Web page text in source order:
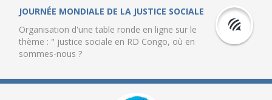
JOURNÉE MONDIALE DE LA JUSTICE SOCIALE
Organisation d'une table ronde en ligne sur le
thème : " justice sociale en RD Congo, où en
sommes-nous ?